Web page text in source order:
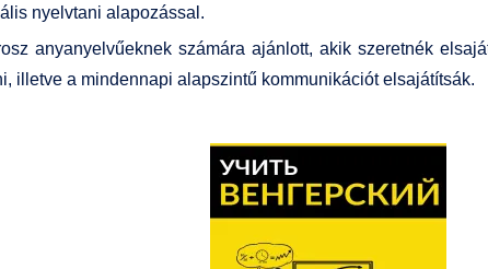
nyelvtani alapozással.
anyanyelvűeknek számára ajánlott, akik szeretnék
illetve a mindennapi alap­szintű kommunikációt elsajátítsák.